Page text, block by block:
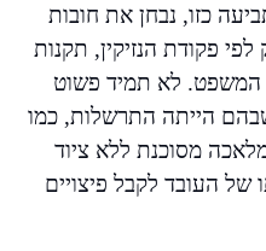
כזו, נבחן את חובות
פקודת הנזיקין, תקנות
המשפט. לא תמיד פשוט
הייתה התרשלות, כמו
מסוכנת ללא ציוד
של העובד לקבל פיצויים